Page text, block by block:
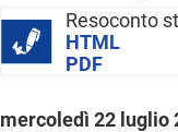
Resoconto
HTML
PDF
mercoledì 22 luglio